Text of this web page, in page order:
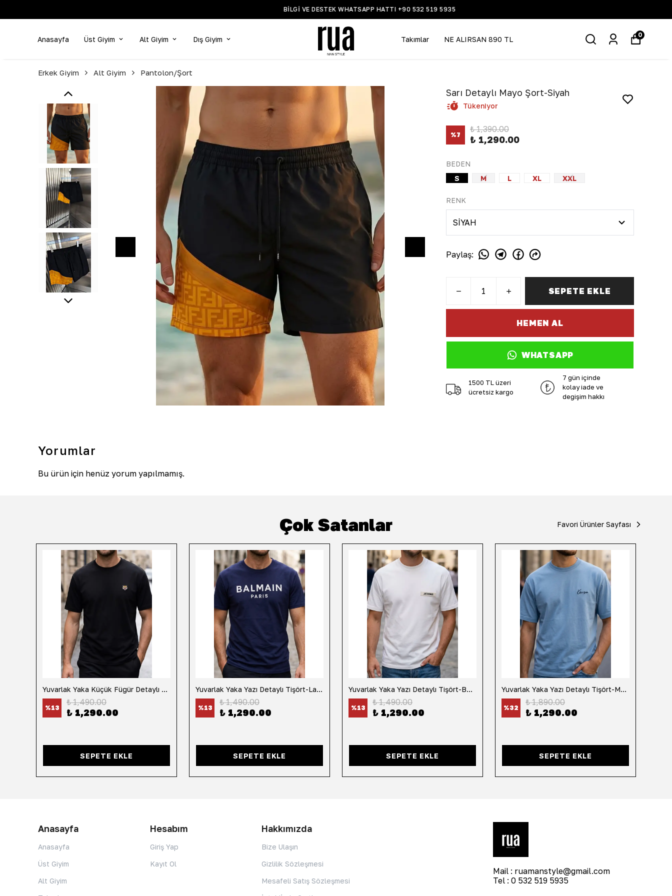
BİLGİ VE DESTEK WHATSAPP HATTI +90 532 519 5935
Anasayfa Üst Giyim Alt Giyim Dış Giyim Takımlar NE ALIRSAN 890 TL
0
Erkek Giyim Alt Giyim Pantolon/Şort
Sarı Detaylı Mayo Şort-Siyah
Tükeniyor
%7
₺ 1,390.00
₺ 1,290.00
BEDEN
S
M L XL XXL
RENK
Paylaş:
SEPETE EKLE
HEMEN AL
WHATSAPP
1500 TL üzeri
ücretsiz kargo
7 gün içinde
kolay iade ve
değişim hakkı
Yorumlar
Bu ürün için henüz yorum yapılmamış.
Çok Satanlar Favori Ürünler Sayfası
Yuvarlak Yaka Küçük Fügür Detaylı Tişört-Siyah
%13
₺ 1,490.00
₺ 1,290.00
SEPETE EKLE
Yuvarlak Yaka Yazı Detaylı Tişört-Lacivert
%13
₺ 1,490.00
₺ 1,290.00
SEPETE EKLE
Yuvarlak Yaka Yazı Detaylı Tişört-Beyaz
%13
₺ 1,490.00
₺ 1,290.00
SEPETE EKLE
Yuvarlak Yaka Yazı Detaylı Tişört-Mavi
%32
₺ 1,890.00
₺ 1,290.00
SEPETE EKLE
Anasayfa
Anasayfa
Üst Giyim
Alt Giyim
Hesabım
Giriş Yap
Kayıt Ol
Hakkımızda
Bize Ulaşın
Gizlilik Sözleşmesi
Mesafeli Satış Sözleşmesi
Mail : ruamanstyle@gmail.com
Tel : 0 532 519 5935